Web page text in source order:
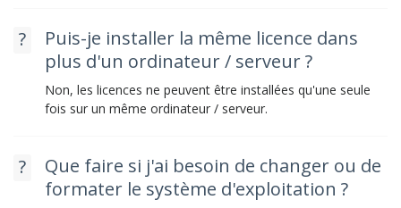
Puis-je installer la même licence dans
plus d'un ordinateur / serveur ?
Non, les licences ne peuvent être installées qu'une seule
fois sur un même ordinateur / serveur.
Que faire si j'ai besoin de changer ou de
formater le système d'exploitation ?